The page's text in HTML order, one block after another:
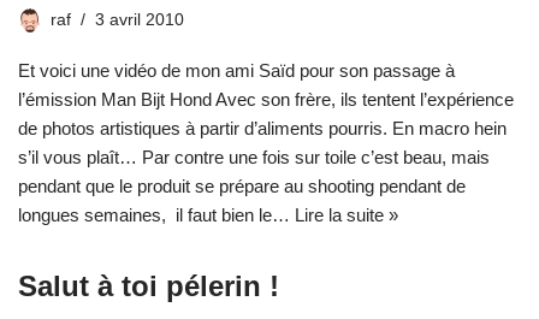
raf 3 avril 2010
Et voici une vidéo de mon ami Saïd pour son passage à
l’émission Man Bijt Hond Avec son frère, ils tentent l’expérience
de photos artistiques à partir d’aliments pourris. En macro hein
s’il vous plaît… Par contre une fois sur toile c’est beau, mais
pendant que le produit se prépare au shooting pendant de
longues semaines, il faut bien le… Lire la suite »
Salut à toi pélerin !